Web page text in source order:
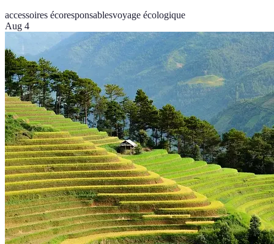
accessoires écoresponsablesvoyage écologique
Aug 4